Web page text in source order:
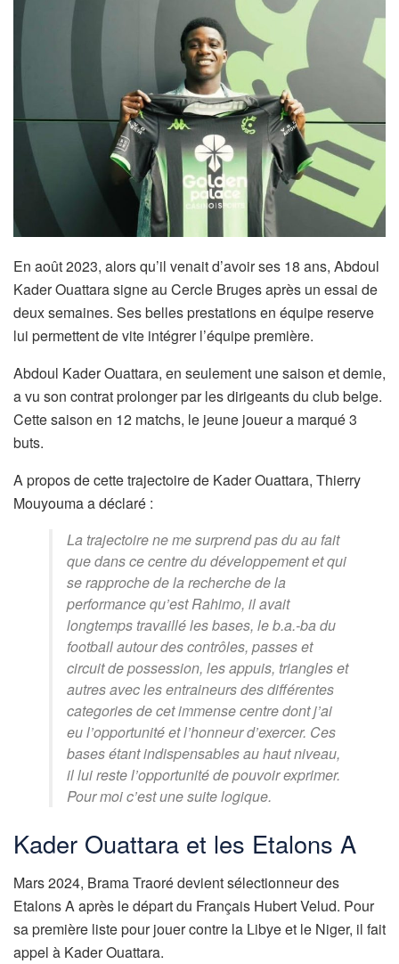
En août 2023, alors qu’il venait d’avoir ses 18 ans, Abdoul
Kader Ouattara signe au Cercle Bruges après un essai de
deux semaines. Ses belles prestations en équipe reserve
lui permettent de vite intégrer l’équipe première.
Abdoul Kader Ouattara, en seulement une saison et demie,
a vu son contrat prolonger par les dirigeants du club belge.
Cette saison en 12 matchs, le jeune joueur a marqué 3
buts.
A propos de cette trajectoire de Kader Ouattara, Thierry
Mouyouma a déclaré :
La trajectoire ne me surprend pas du au fait
que dans ce centre du développement et qui
se rapproche de la recherche de la
performance qu’est Rahimo, il avait
longtemps travaillé les bases, le b.a.-ba du
football autour des contrôles, passes et
circuit de possession, les appuis, triangles et
autres avec les entraineurs des différentes
categories de cet immense centre dont j’ai
eu l’opportunité et l’honneur d’exercer. Ces
bases étant indispensables au haut niveau,
il lui reste l’opportunité de pouvoir exprimer.
Pour moi c’est une suite logique.
Kader Ouattara et les Etalons A
Mars 2024, Brama Traoré devient sélectionneur des
Etalons A après le départ du Français Hubert Velud. Pour
sa première liste pour jouer contre la Libye et le Niger, il fait
appel à Kader Ouattara.